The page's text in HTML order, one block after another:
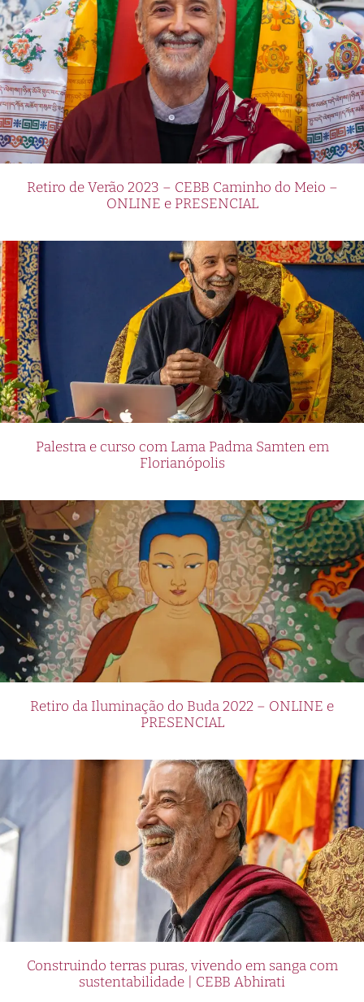
Retiro de Verão 2023 – CEBB Caminho do Meio –
ONLINE e PRESENCIAL
Palestra e curso com Lama Padma Samten em
Florianópolis
Retiro da Iluminação do Buda 2022 – ONLINE e
PRESENCIAL
Construindo terras puras, vivendo em sanga com
sustentabilidade | CEBB Abhirati